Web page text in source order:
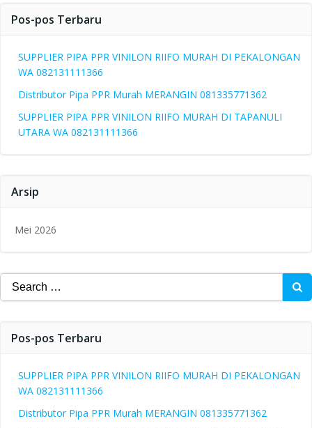
Pos-pos Terbaru
SUPPLIER PIPA PPR VINILON RIIFO MURAH DI PEKALONGAN
WA 082131111366
Distributor Pipa PPR Murah MERANGIN 081335771362
SUPPLIER PIPA PPR VINILON RIIFO MURAH DI TAPANULI
UTARA WA 082131111366
Arsip
Mei 2026
Search
for:
Pos-pos Terbaru
SUPPLIER PIPA PPR VINILON RIIFO MURAH DI PEKALONGAN
WA 082131111366
Distributor Pipa PPR Murah MERANGIN 081335771362